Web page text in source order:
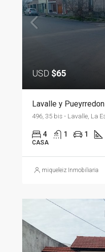
USD $65
Lavalle y Pueyrredon
4 1 1
CASA
miqueleiz Inmobiliaria